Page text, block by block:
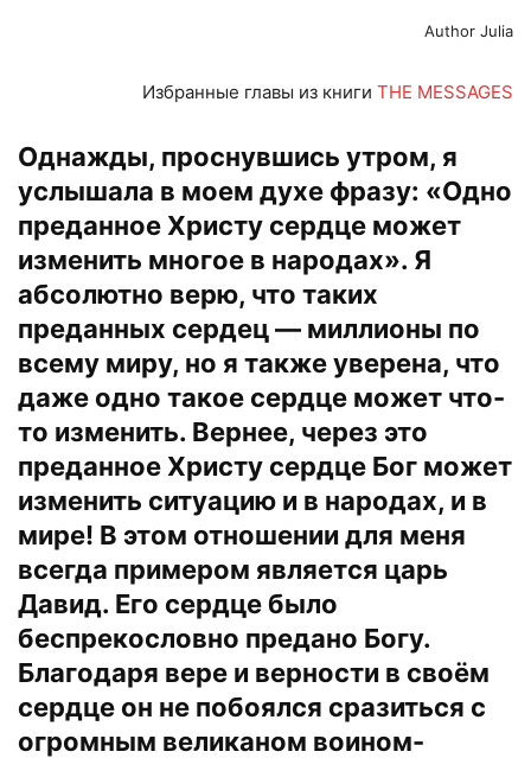
Author Julia
Избранные главы из книги THE MESSAGES
Однажды, проснувшись утром, я
услышала в моем духе фразу: «Одно
преданное Христу сердце может
изменить многое в народах». Я
абсолютно верю, что таких
преданных сердец — миллионы по
всему миру, но я также уверена, что
даже одно такое сердце может что-
то изменить. Вернее, через это
преданное Христу сердце Бог может
изменить ситуацию и в народах, и в
мире! В этом отношении для меня
всегда примером является царь
Давид. Его сердце было
беспрекословно предано Богу.
Благодаря вере и верности в своём
сердце он не побоялся сразиться с
огромным великаном воином-